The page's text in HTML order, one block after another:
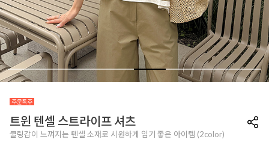
트윈 텐셀 스트라이프 셔츠
쿨링감이 느껴지는 텐셀 소재로 시원하게 입기 좋은 아이템 (2color)